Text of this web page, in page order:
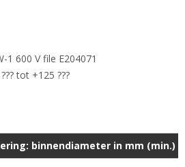
1 600 V file E204071
tot +125 ???
binnendiameter in mm (min.)